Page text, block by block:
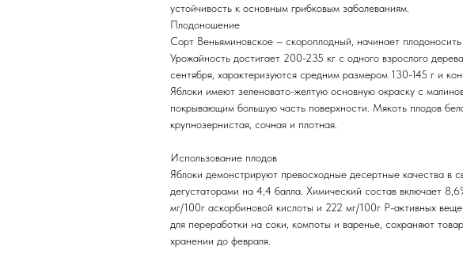
устойчивость к основным грибковым заболеваниям.
Плодоношение
Сорт Веньяминовское – скороплодный, начинает
Урожайность достигает 200-235 кг с одного взрослого
сентября, характеризуются средним размером 130-145 г и
Яблоки имеют зеленовато-желтую основную окраску с
покрывающим большую часть поверхности. Мякоть плодов
крупнозернистая, сочная и плотная.
Использование плодов
Яблоки демонстрируют превосходные десертные качества в
дегустаторами на 4,4 балла. Химический состав включает
мг/100г аскорбиновой кислоты и 222 мг/100г Р-активных
для переработки на соки, компоты и варенье, сохраняют
хранении до февраля.